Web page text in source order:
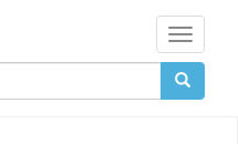
Toggle